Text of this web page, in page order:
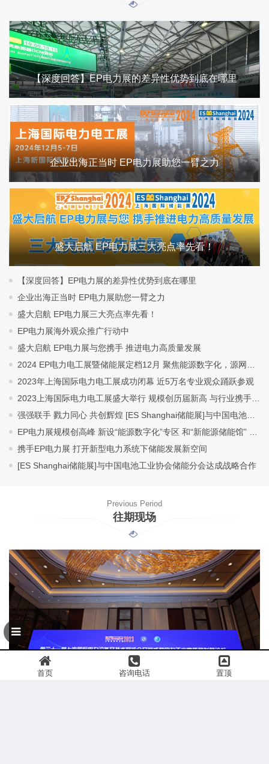
【深度回答】EP电力展的差异性优势到底在哪里
企业出海正当时 EP电力展助您一臂之力
盛大启航 EP电力展三大亮点率先看！
【深度回答】EP电力展的差异性优势到底在哪里
企业出海正当时 EP电力展助您一臂之力
盛大启航 EP电力展三大亮点率先看！
EP电力展海外观众推广行动中
盛大启航 EP电力展与您携手 推进电力高质量发展
2024 EP电力电工展暨储能展定档12月 聚焦能源数字化，源网荷储，构建新型电力系统
2023年上海国际电力电工展成功闭幕 近5万名专业观众踊跃参观
2023上海国际电力电工展盛大举行 规模创历届新高 与行业携手「升级、转型、融合」
强强联手 戮力同心 共创辉煌 [ES Shanghai储能展]与中国电池工业协会储能分会达成战略合作
EP电力展规模创高峰 新设“能源数字化”专区 和“新能源储能馆” 与业界携手“升级、转型、融合”
携手EP电力展 打开新型电力系统下储能发展新空间
[ES Shanghai储能展]与中国电池工业协会储能分会达成战略合作
Previous Period
往期现场
首页 咨询电话 置顶